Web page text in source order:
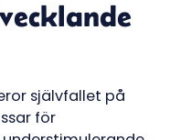
självfallet på
för